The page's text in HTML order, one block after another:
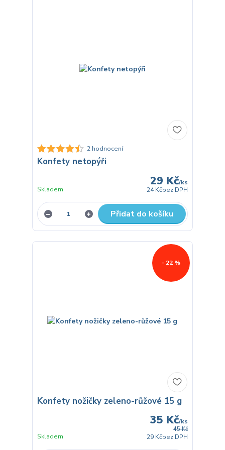
2 hodnocení
Konfety netopýři
29 Kč/ks
24 Kčbez DPH
Skladem
Přidat do košíku
- 22 %
Konfety nožičky zeleno-růžové 15 g
45 Kč
35 Kč/ks
29 Kčbez DPH
Skladem